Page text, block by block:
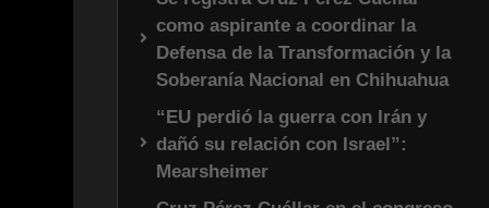
como aspirante a coordinar la
Defensa de la Transformación y la
Soberanía Nacional en Chihuahua
“EU perdió la guerra con Irán y
dañó su relación con Israel”:
Mearsheimer